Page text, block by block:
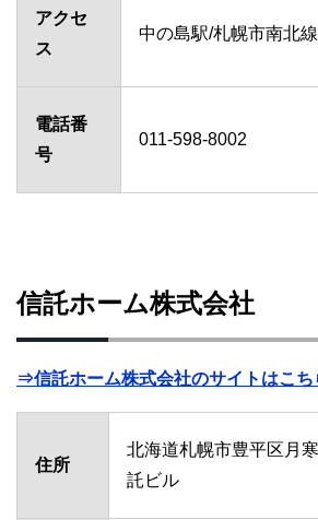
アクセ
ス
中の島駅/札幌市南北
電話番
号
011-598-8002
信託ホーム株式会社
⇒信託ホーム株式会社のサイトはこち
住所
北海道札幌市豊平区月
託ビル